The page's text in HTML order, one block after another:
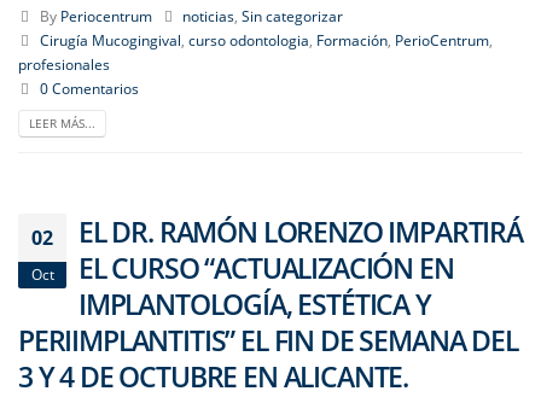
By Periocentrum noticias ,Sin categorizar
Cirugía Mucogingival curso odontologia Formación, PerioCentrum,
profesionales
0 Comentarios
LEER MÁS...
02
Oct
EL DR. RAMÓN LORENZO IMPARTIRÁ
EL CURSO “ACTUALIZACIÓN EN
IMPLANTOLOGÍA, ESTÉTICA Y
PERIIMPLANTITIS” EL FIN DE SEMANA DEL
3 Y 4 DE OCTUBRE EN ALICANTE.